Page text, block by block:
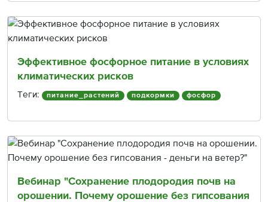
Эффективное фосфорное питание в условиях
климатических рисков
Теги: питание_растений подкормки фосфор
Вебинар "Сохранение плодородия почв на
орошении. Почему орошение без гипсования